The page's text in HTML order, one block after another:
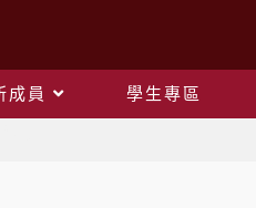
成員 學生專區